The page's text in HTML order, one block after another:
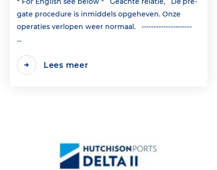
gate procedure is inmiddels opgeheven. Onze
operaties verlopen weer normaal. ---------------------
...
Lees meer